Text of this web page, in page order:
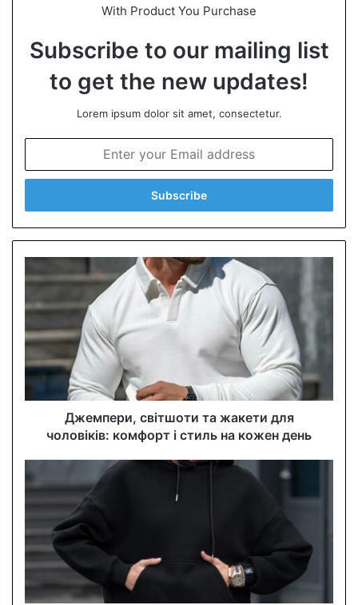
With Product You Purchase
Subscribe to our mailing list
to get the new updates!
Lorem ipsum dolor sit amet, consectetur.
t
r
y
r
m
a
i
l
s
Джемпери, світшоти та жакети для
чоловіків: комфорт і стиль на кожен день